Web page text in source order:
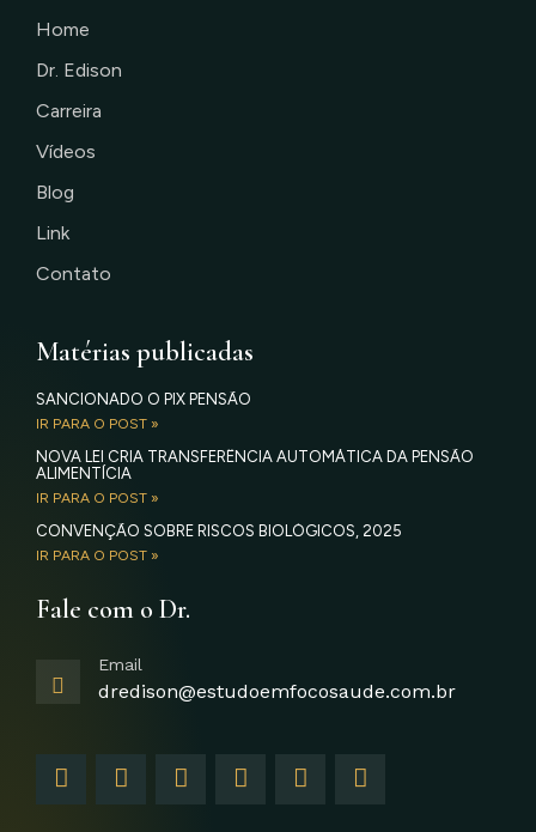
Home
Dr. Edison
Carreira
Vídeos
Blog
Link
Contato
Matérias publicadas
SANCIONADO O PIX PENSÃO
IR PARA O POST »
NOVA LEI CRIA TRANSFERÊNCIA AUTOMÁTICA DA PENSÃO
ALIMENTÍCIA
IR PARA O POST »
CONVENÇÃO SOBRE RISCOS BIOLÓGICOS, 2025
IR PARA O POST »
Fale com o Dr.
Email
dredison@estudoemfocosaude.com.br
F
a
I
n
T
w
Y
o
L
i
G
o